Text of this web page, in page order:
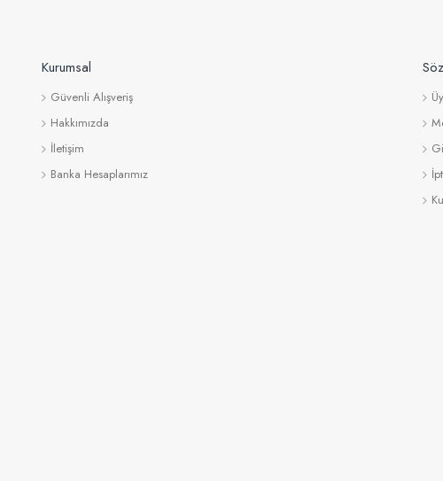
Kurumsal
Güvenli Alışveriş
Hakkımızda
İletişim
Banka Hesaplarımız